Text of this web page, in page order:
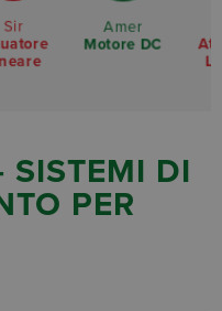
Sir
Amer
Motore DC
SISTEMI DI
PER